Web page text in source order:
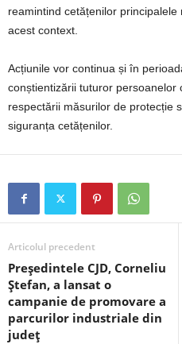
reamintind cetățenilor
acest context.
Acțiunile vor continua și în
conștientizării tuturor persoanelor
respectării măsurilor de protecție
siguranța cetățenilor.
Articolul precedent
Președintele CJD, Corneliu
Ștefan, a lansat o
campanie de promovare a
parcurilor industriale din
județ